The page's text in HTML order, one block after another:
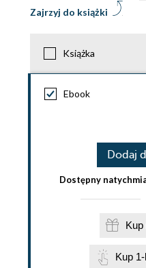
Zajrzyj do książki
Książka
Ebook
Dodaj
Dostępny
Kup